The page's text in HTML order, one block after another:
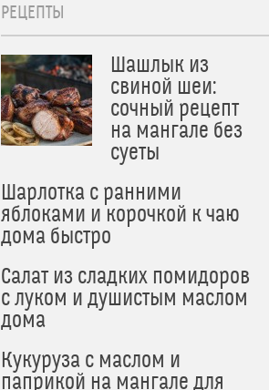
РЕЦЕПТЫ
Шашлык из
свиной шеи:
сочный рецепт
на мангале без
суеты
Шарлотка с ранними
яблоками и корочкой к чаю
дома быстро
Салат из сладких помидоров
с луком и душистым маслом
дома
Кукуруза с маслом и
паприкой на мангале для